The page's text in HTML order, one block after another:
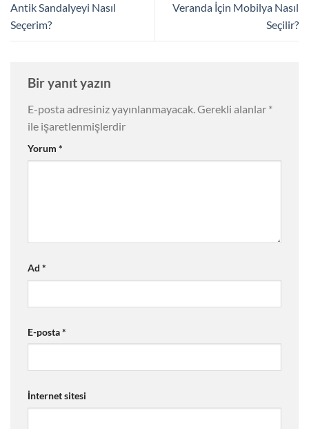
Antik Sandalyeyi Nasıl
Seçerim?
Veranda İçin Mobilya Nasıl
Seçilir?
Bir yanıt yazın
E-posta adresiniz yayınlanmayacak.Gerekli alanlar *
ile işaretlenmişlerdir
Yorum *
Ad *
E-posta*
İnternet sitesi